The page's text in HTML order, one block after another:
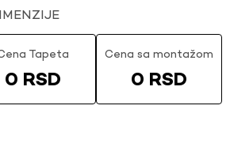
Tapeta
0 RSD
Cena sa montažom
0 RSD